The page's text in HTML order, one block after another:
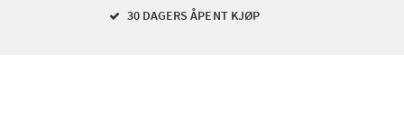
30 DAGERS ÅPENT KJØP